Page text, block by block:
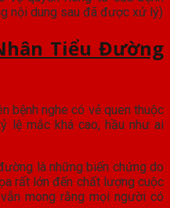
nội dung sau đã được xử lý)
Tiểu Đường
bệnh nghe có vẻ quen thuộc
lệ mắc khá cao, hầu như ai
là những biến chứng do
rất lớn đến chất lượng cuộc
mong rằng mọi người có